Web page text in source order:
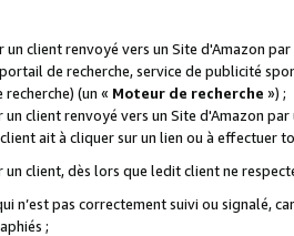
client renvoyé vers un Site d'Amazon
de recherche, service de publicité
(un « Moteur de recherche ») ;
client renvoyé vers un Site d'Amazon
ait à cliquer sur un lien ou à
client, dès lors que ledit client ne
n’est pas correctement suivi ou signalé,
;